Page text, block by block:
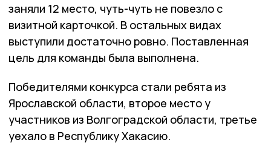
заняли 12 место, чуть-чуть не повезло с
визитной карточкой. В остальных видах
выступили достаточно ровно. Поставленная
цель для команды была выполнена.
Победителями конкурса стали ребята из
Ярославской области, второе место у
участников из Волгоградской области, третье
уехало в Республику Хакасию.